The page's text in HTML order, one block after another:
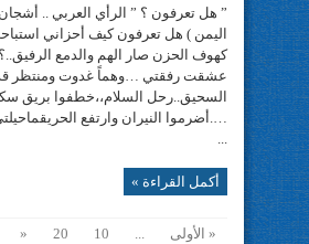
” هل تعرفون ؟ ” الرأي العربي ..
اليمن ) هل تعرفون كيف أحزاني
كهوف الحزن صار الهم والدمع
عشقت رفقتي …وهماً غدوت ومنتظر
السحيق..رحل السلام،،خطفوا بريق
….أضرموا النيران وارتفع
...
أكمل القراءة »
« الأولى ...
10
20
«